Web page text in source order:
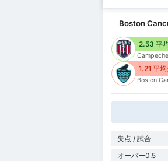
Boston
2.53 平
1.21 平
Boston
失点 / 試合
オーバー0.5